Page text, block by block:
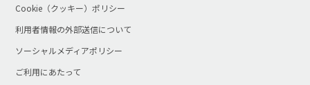
Cookie（クッキー）ポリシー
利用者情報の外部送信について
ソーシャルメディアポリシー
ご利用にあたって